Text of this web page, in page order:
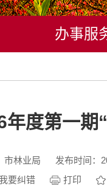
办事服
度第一期
市林业局
发布时间：
要纠错 打印